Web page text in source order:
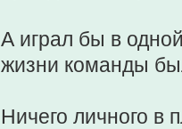
А играл бы в
жизни команды
Ничего личного в